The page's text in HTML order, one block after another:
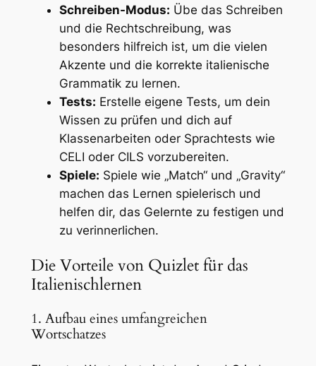
Schreiben-Modus: Übe das Schreiben
und die Rechtschreibung, was
besonders hilfreich ist, um die vielen
Akzente und die korrekte italienische
Grammatik zu lernen.
Tests: Erstelle eigene Tests, um dein
Wissen zu prüfen und dich auf
Klassenarbeiten oder Sprachtests wie
CELI oder CILS vorzubereiten.
Spiele: Spiele wie „Match“ und „Gravity“
machen das Lernen spielerisch und
helfen dir, das Gelernte zu festigen und
zu verinnerlichen.
Die Vorteile von Quizlet für das
Italienischlernen
1. Aufbau eines umfangreichen
Wortschatzes